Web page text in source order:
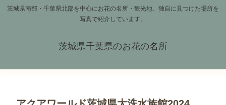
茨城県南部・千葉県北部を中心にお花の名所・観光地、独自に見つけた場所を
写真で紹介しています。
茨城県千葉県のお花の名所